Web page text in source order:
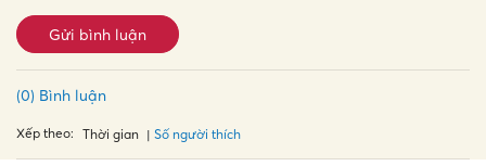
Gửi bình luận
(0) Bình luận
Xếp theo: Thời gian Số người thích